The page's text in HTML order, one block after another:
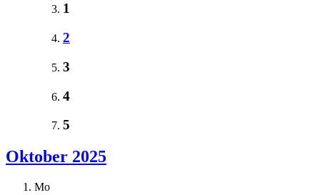
1
2
3
4
5
Oktober 2025
Mo